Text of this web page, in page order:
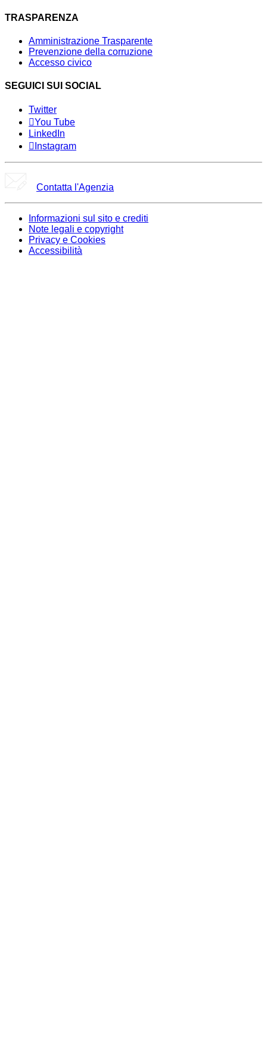
TRASPARENZA
Amministrazione Trasparente
Prevenzione della corruzione
Accesso civico
SEGUICI SUI SOCIAL
Twitter
You Tube
LinkedIn
Instagram
Contatta l'Agenzia
Informazioni sul sito e crediti
Note legali e copyright
Privacy e Cookies
Accessibilità